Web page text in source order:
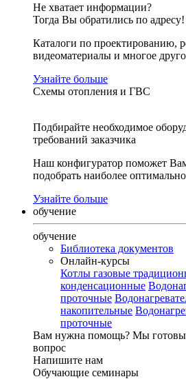
Не хватает информации?
Тогда Вы обратились по адресу!
Каталоги по проектированию,
видеоматериалы и многое
Узнайте больше
Схемы отопления и ГВС
Подбирайте необходимое
требований заказчика
Наш конфигуратор поможет
подобрать наиболее
Узнайте больше
обучение
обучение
Библиотека документов
Онлайн-курсы
Котлы газовые
конденсационные
проточные
накопительные
проточные
Вам нужна помощь? Мы готовы
вопрос
Напишите нам
Обучающие семинары